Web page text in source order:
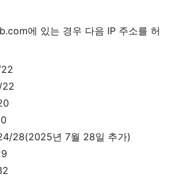
에 있는 경우 다음 IP 주소를 허
22
28(2025년 7월 28일 추가)